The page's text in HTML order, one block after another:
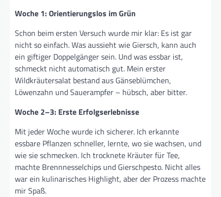
Woche 1: Orientierungslos im Grün
Schon beim ersten Versuch wurde mir klar: Es ist gar
nicht so einfach. Was aussieht wie Giersch, kann auch
ein giftiger Doppelgänger sein. Und was essbar ist,
schmeckt nicht automatisch gut. Mein erster
Wildkräutersalat bestand aus Gänseblümchen,
Löwenzahn und Sauerampfer – hübsch, aber bitter.
Woche 2–3: Erste Erfolgserlebnisse
Mit jeder Woche wurde ich sicherer. Ich erkannte
essbare Pflanzen schneller, lernte, wo sie wachsen, und
wie sie schmecken. Ich trocknete Kräuter für Tee,
machte Brennnesselchips und Gierschpesto. Nicht alles
war ein kulinarisches Highlight, aber der Prozess machte
mir Spaß.